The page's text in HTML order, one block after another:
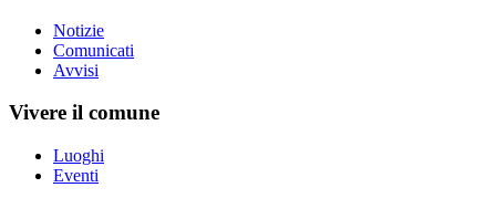
Notizie
Comunicati
Avvisi
Vivere il comune
Luoghi
Eventi